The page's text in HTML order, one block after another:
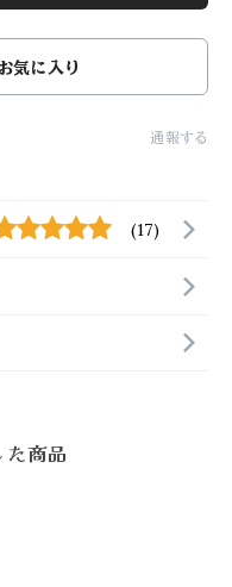
気に入り
通報する
(17)
商品